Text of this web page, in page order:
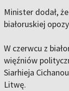
Minister dodał,
białoruskiej
W czerwcu z
więźniów
Siarhieja
Litwę.